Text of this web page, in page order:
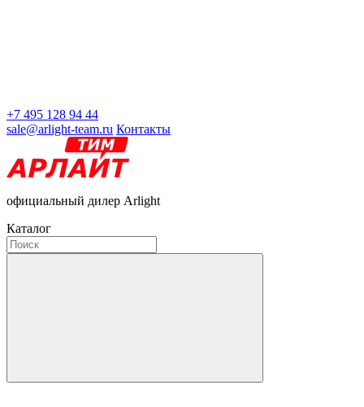
+7 495 128 94 44
sale@arlight-team.ru Контакты
официальный дилер Arlight
Каталог